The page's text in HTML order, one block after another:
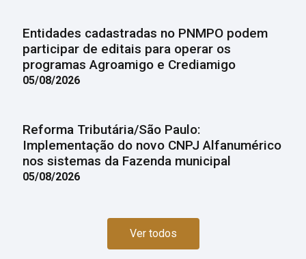
Entidades cadastradas no PNMPO podem
participar de editais para operar os
programas Agroamigo e Crediamigo
05/08/2026
Reforma Tributária/São Paulo:
Implementação do novo CNPJ Alfanumérico
nos sistemas da Fazenda municipal
05/08/2026
Ver todos